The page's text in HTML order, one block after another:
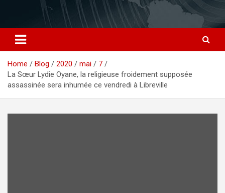
Home Blog 2020 mai
7
La Sœur Lydie Oyane, la religieuse froidement supposée
assassinée sera inhumée ce vendredi à Libreville